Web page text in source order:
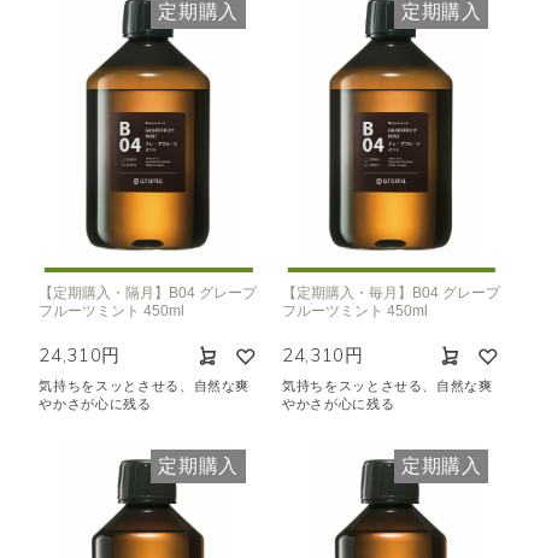
定期購入
【定期購入・隔月】B04 グレープ
フルーツミント 450ml
24,310円
気持ちをスッとさせる、自然な爽
やかさが心に残る
定期購入
【定期購入・毎月】B04 グレープ
フルーツミント 450ml
24,310円
気持ちをスッとさせる、自然な爽
やかさが心に残る
定期購入 定期購入